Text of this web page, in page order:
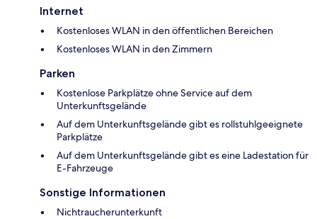
Internet
Kostenloses WLAN in den öffentlichen Bereichen
Kostenloses WLAN in den Zimmern
Parken
Kostenlose Parkplätze ohne Service auf dem
Unterkunftsgelände
Auf dem Unterkunftsgelände gibt es rollstuhlgeeignete
Parkplätze
Auf dem Unterkunftsgelände gibt es eine Ladestation für
E-Fahrzeuge
Sonstige Informationen
Nichtraucherunterkunft